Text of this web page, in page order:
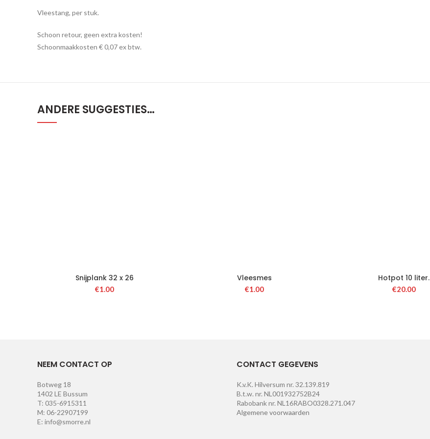
Vleestang, per stuk.
Schoon retour, geen extra kosten!
Schoonmaakkosten € 0,07 ex btw.
ANDERE SUGGESTIES…
Snijplank 32 x 26
€1.00
Vleesmes
€1.00
Hotpot 10 liter.
€20.00
NEEM CONTACT OP
Botweg 18
1402 LE Bussum
T: 035-6915311
M: 06-22907199
E: info@smorre.nl
CONTACT GEGEVENS
K.v.K. Hilversum nr. 32.139.819
B.t.w. nr. NL001932752B24
Rabobank nr. NL16RABO0328.271.047
Algemene voorwaarden